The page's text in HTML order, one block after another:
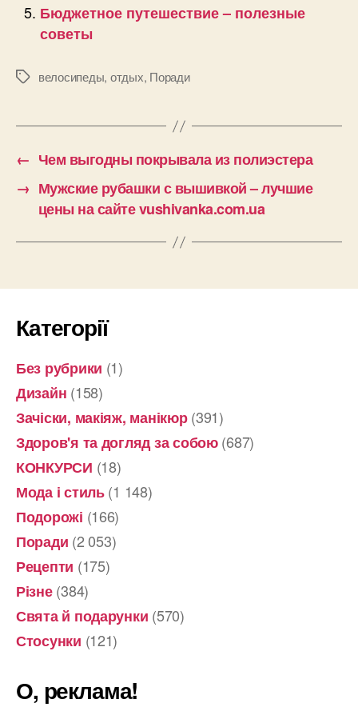
Бюджетное путешествие – полезные
советы
Позначкивелосипеды, отдых, Поради
← Чем выгодны покрывала из полиэстера
→ Мужские рубашки с вышивкой – лучшие
цены на сайте vushivanka.com.ua
Категорії
Без рубрики (1)
Дизайн (158)
Зачіски, макіяж, манікюр(391)
Здоров'я та догляд за собою(687)
КОНКУРСИ (18)
Мода і стиль(1 148)
Подорожі (166)
Поради (2 053)
Рецепти (175)
Різне(384)
Свята й подарунки (570)
Стосунки (121)
О, реклама!